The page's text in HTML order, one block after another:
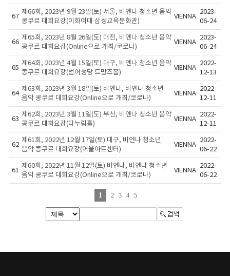
67
제66회, 2023년 9월 23일(토) 서울, 비엔나 청소년 음악
콩쿠르 대회요강(이화여대 삼성교육문화관)
VIENNA
2023-
06-24
66
제65회, 2023년 8월 26일(토) 대전, 비엔나 청소년 음악
콩쿠르 대회요강(Online으로 개최/코로나)
VIENNA
2023-
06-24
65
제64회, 2023년 4월 15일(토) 대구, 비엔나 청소년 음악
콩쿠르 대회요강(범어성당 드망즈홀)
VIENNA
2022-
12-13
64
제63회, 2023년 3월 18일(토) 비엔나, 비엔나 청소년
음악 콩쿠르 대회요강(Online으로 개최/코로나)
VIENNA
2022-
12-11
63
제62회, 2023년 3월 11일(토) 부산, 비엔나 청소년 음악
콩쿠르 대회요강(다누림홀)
VIENNA
2022-
12-11
62
제61회, 2022년 12월 17일(토) 대구, 비엔나 청소년
음악 콩쿠르 대회요강(어울아트센터)
VIENNA
2022-
06-22
61
제60회, 2022년 11월 12일(토) 비엔나, 비엔나 청소년
음악 콩쿠르 대회요강(Online으로 개최/코로나)
VIENNA
2022-
06-22
1 2 3 4 5